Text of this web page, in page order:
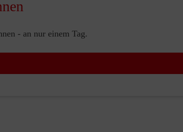
- an nur einem Tag.